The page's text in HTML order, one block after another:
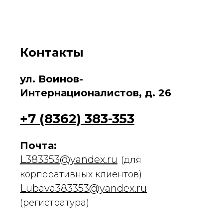
Контакты
ул. Воинов-
Интернационалистов, д. 26
+7 (8362) 383-353
Почта:
L383353@yandex.ru (для
корпоративных клиентов)
Lubava383353@yandex.ru
(регистратура)